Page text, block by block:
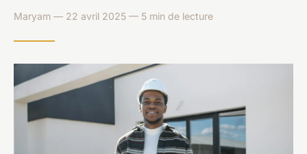
Maryam — 22 avril 2025 — 5 min de lecture